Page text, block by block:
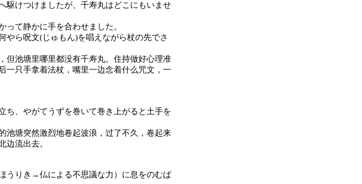
けつけましたが、千寿丸はどこにもいませ
て静かに手を合わせました。
ら呪文(じゅもん)を唱えながら杖の先でさ
池塘里哪里都没有千寿丸。住持做好心理准
一只手拿着法杖，嘴里一边念着什么咒文，一
、やがてうずを巻いて巻き上がると土手を
塘突然激烈地卷起波浪，过了不久，卷起来
边流出去。
うりき→仏による不思議な力）に息をのむば